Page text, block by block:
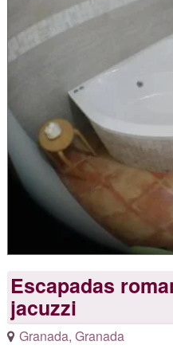
Escapadas
jacuzzi
Granada, Granada